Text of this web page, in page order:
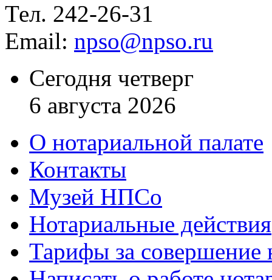
Тел. 242-26-31
Email: npso@npso.ru
Сегодня четверг
6 августа 2026
О нотариальной палате
Контакты
Музей НПСо
Нотариальные действия
Тарифы за совершение